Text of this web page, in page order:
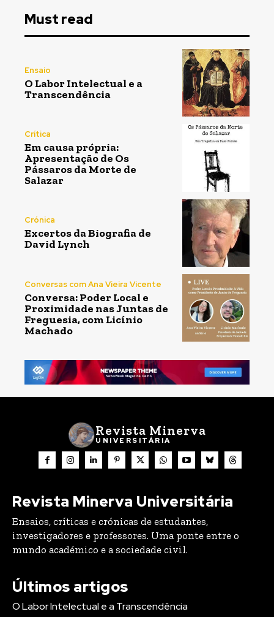
Must read
Ensaio
O Labor Intelectual e a
Transcendência
Crítica
Em causa própria:
Apresentação de Os
Pássaros da Morte de
Salazar
Crónica
Excertos da Biografia de
David Lynch
Conversas com Ana Vieira Vicente
Conversa: Poder Local e
Proximidade nas Juntas de
Freguesia, com Licínio
Machado
Revista Minerva
UNIVERSITÁRIA
Revista Minerva Universitária
Ensaios, críticas e crónicas de estudantes,
investigadores e professores. Uma ponte entre o
mundo académico e a sociedade civil.
Últimos artigos
O Labor Intelectual e a Transcendência